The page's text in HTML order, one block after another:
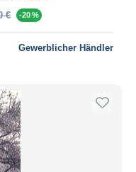
€ -20 %
Gewerblicher Händler